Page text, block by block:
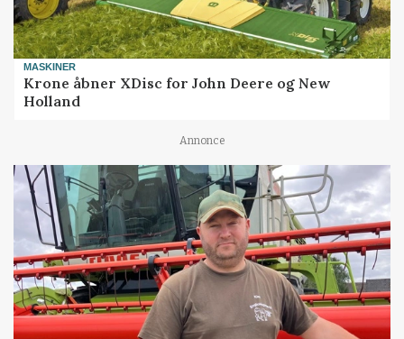
MASKINER
Krone åbner XDisc for John Deere og New
Holland
Annonce